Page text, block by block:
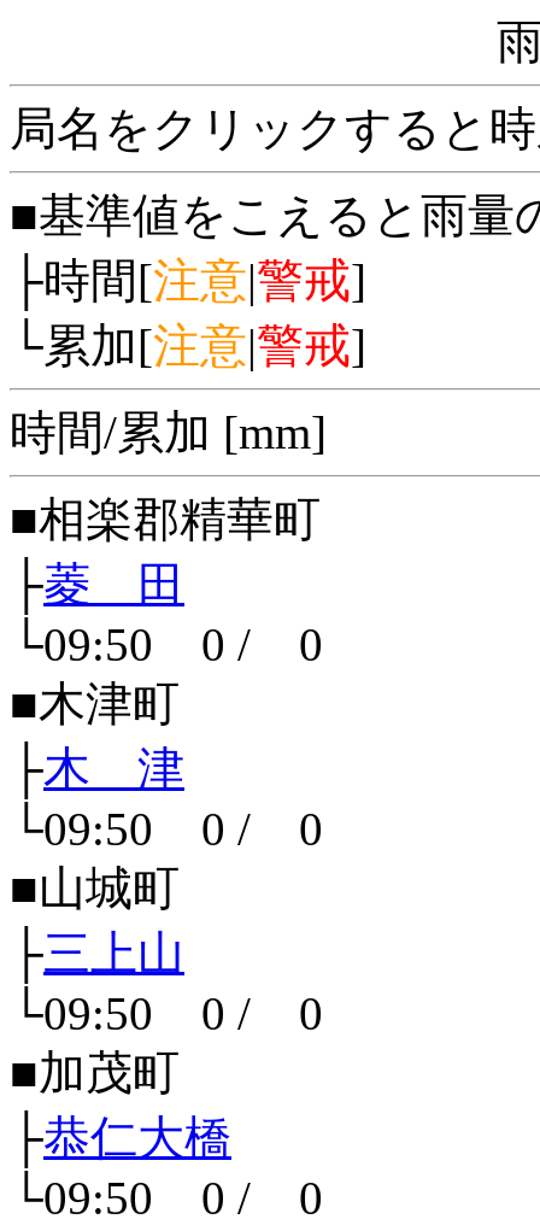
局名をクリックすると
■基準値をこえると雨量
├時間[注意|警戒]
└累加[注意|警戒]
時間/累加 [mm]
■相楽郡精華町
├菱 田
└09:50 0 / 0
■木津町
├木 津
└09:50 0 / 0
■山城町
├三上山
└09:50 0 / 0
■加茂町
├恭仁大橋
└09:50 0 / 0